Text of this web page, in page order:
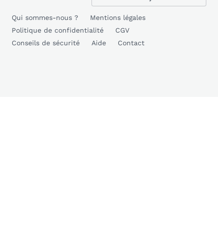
Qui sommes-nous ?
Mentions légales
Politique de confidentialité
CGV
Conseils de sécurité
Aide Contact